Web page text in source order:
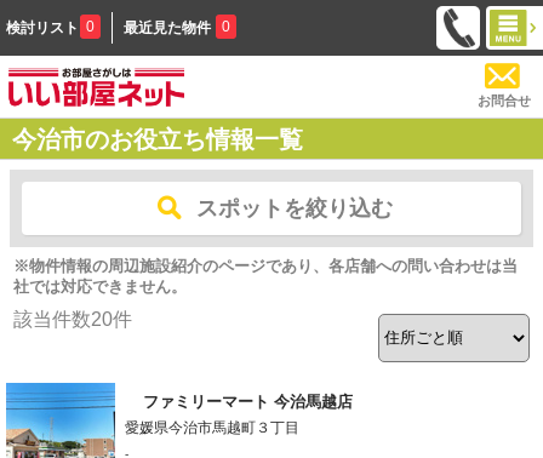
検討リスト 0 最近見た物件 0
お問合せ
今治市のお役立ち情報一覧
スポットを絞り込む
※物件情報の周辺施設紹介のページであり、各店舗への問い合わせは当
社では対応できません。
該当件数20件
ファミリーマート 今治馬越店
愛媛県今治市馬越町３丁目
-